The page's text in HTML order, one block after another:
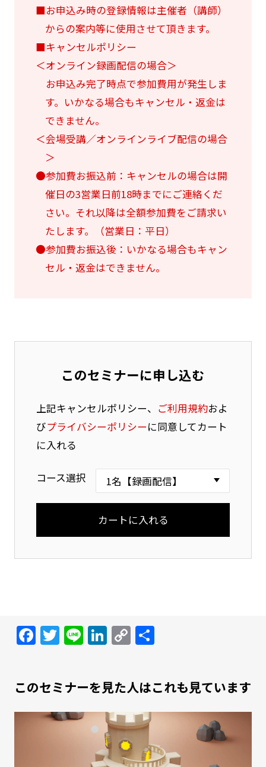
■お申込み時の登録情報は主催者（講師）
からの案内等に使用させて頂きます。
■キャンセルポリシー
＜オンライン録画配信の場合＞
お申込み完了時点で参加費用が発生しま
す。いかなる場合もキャンセル・返金は
できません。
＜会場受講／オンラインライブ配信の場合
＞
●参加費お振込前：キャンセルの場合は開
催日の3営業日前18時までにご連絡くだ
さい。それ以降は全額参加費をご請求い
たします。（営業日：平日）
●参加費お振込後：いかなる場合もキャン
セル・返金はできません。
このセミナーに申し込む
上記キャンセルポリシー、 ご利用規約およ
びプライバシーポリシーに同意してカート
に入れる
コース選択
Facebook
Twitter
LineLinkedIn
Copy
Link
共
このセミナーを見た人はこれも見ています